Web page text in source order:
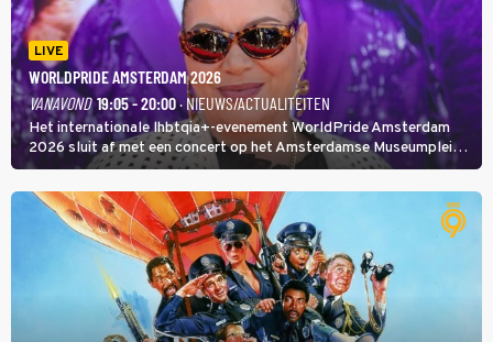
LIVE
WORLDPRIDE AMSTERDAM 2026
VANAVOND 19:05 - 20:00· NIEUWS/ACTUALITEITEN
Het internationale lhbtqia+-evenement WorldPride Amsterdam
2026 sluit af met een concert op het Amsterdamse Museumplein.
Anita Doth is een van de optredende artiesten. In de jaren 90
veroverde ze de wereld als zangeres van 2Unlimited.